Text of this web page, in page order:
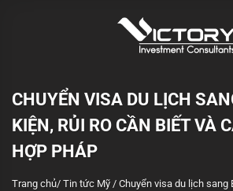
CHUYỂN VISA DU LỊCH
KIỆN, RỦI RO CẦN BIẾT VÀ
HỢP PHÁP
Trang chủ/ Tin tức Mỹ / Chuyển visa du lịch sang